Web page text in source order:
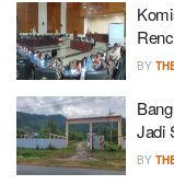
BY
Jadi
BY